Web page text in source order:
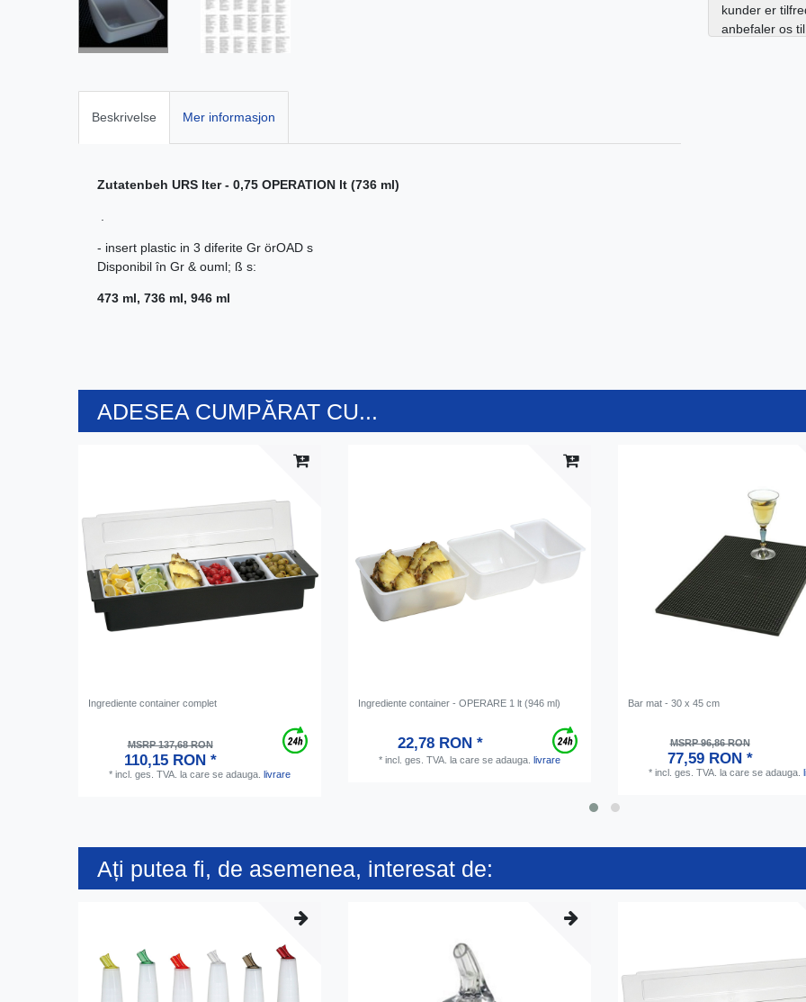
Beskrivelse Mer informasjon
Zutatenbeh URS lter - 0,75 OPERATION lt (736 ml)
- insert plastic in 3 diferite Gr örOAD s
Disponibil în Gr & ouml; ß s:
473 ml, 736 ml, 946 ml
kunder er
anbefaler os
ADESEA CUMPĂRAT CU...
Ingrediente container complet
MSRP 137,68 RON
110,15 RON *
* incl. ges. TVA. la care se adauga. livrare
Ingrediente container - OPERARE 1 lt (946 ml)
22,78 RON *
* incl. ges. TVA. la care se adauga. livrare
Bar mat - 30 x 45 cm
MSRP 96,86 RON
77,59 RON *
* incl. ges. TVA. la care se adauga.
Ați putea fi, de asemenea, interesat de: